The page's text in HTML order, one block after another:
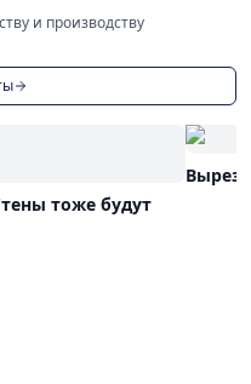
и производству
тоже будут